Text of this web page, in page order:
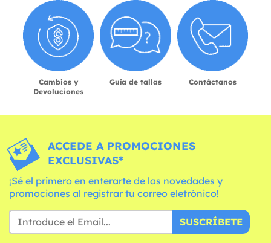
Cambios y
Devoluciones
Guía de tallas Contáctanos
ACCEDE A PROMOCIONES
EXCLUSIVAS*
¡Sé el primero en enterarte de las novedades y
promociones al registrar tu correo eletrónico!
SUSCRÍBETE